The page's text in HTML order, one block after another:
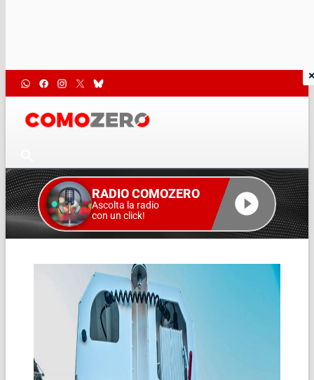
RADIO COMOZERO
Ascolta la radio
con un click!